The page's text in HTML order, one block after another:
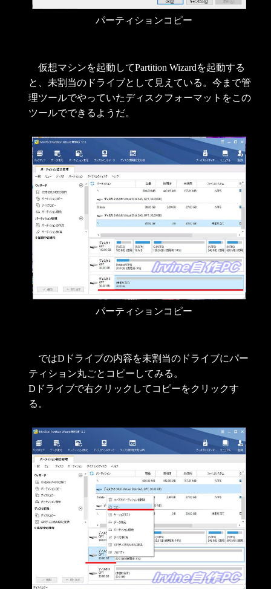
パーティションコピー
仮想マシンを起動してPartition Wizardを起動する
と、未割当のドライブとして見えている。今まで管
理ツールでやっていたディスクフォーマットをこの
ツールでできるようだ。
パーティションコピー
ではDドライブの内容を未割当のドライブにパー
ティション丸ごとコピーしてみる。
Dドライブで右クリックしてコピーをクリックす
る。